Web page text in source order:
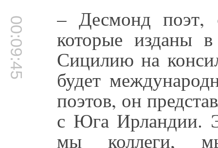
00:09:45 – Десмонд поэт,
которые изданы
Сицилию на
будет
поэтов, он
с Юга Ирландии.
мы коллеги,